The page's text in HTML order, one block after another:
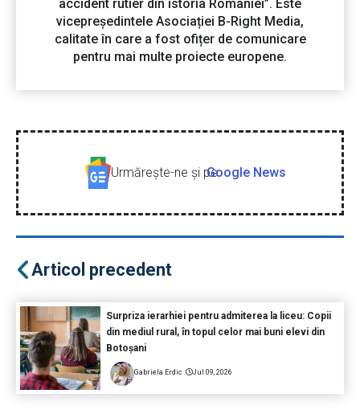
accident rutier din istoria României”. Este
vicepreședintele Asociației B-Right Media,
calitate în care a fost ofițer de comunicare
pentru mai multe proiecte europene.
Urmăreşte-ne şi peGoogle News
Articol precedent
Surpriza ierarhiei pentru admiterea la liceu: Copii
din mediul rural, în topul celor mai buni elevi din
Botoșani
Gabriela Erdic Jul 09, 2026